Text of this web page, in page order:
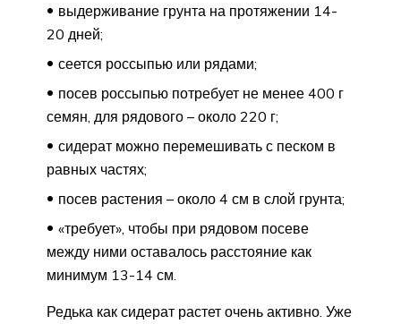
выдерживание грунта на протяжении 14-
20 дней;
сеется россыпью или рядами;
посев россыпью потребует не менее 400 г
семян, для рядового – около 220 г;
сидерат можно перемешивать с песком в
равных частях;
посев растения – около 4 см в слой грунта;
«требует», чтобы при рядовом посеве
между ними оставалось расстояние как
минимум 13-14 см.
Редька как сидерат растет очень активно. Уже